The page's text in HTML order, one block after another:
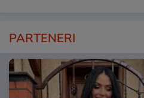
PARTENERI